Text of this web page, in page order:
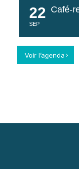
22
SEP
Café-
Voir l’agenda